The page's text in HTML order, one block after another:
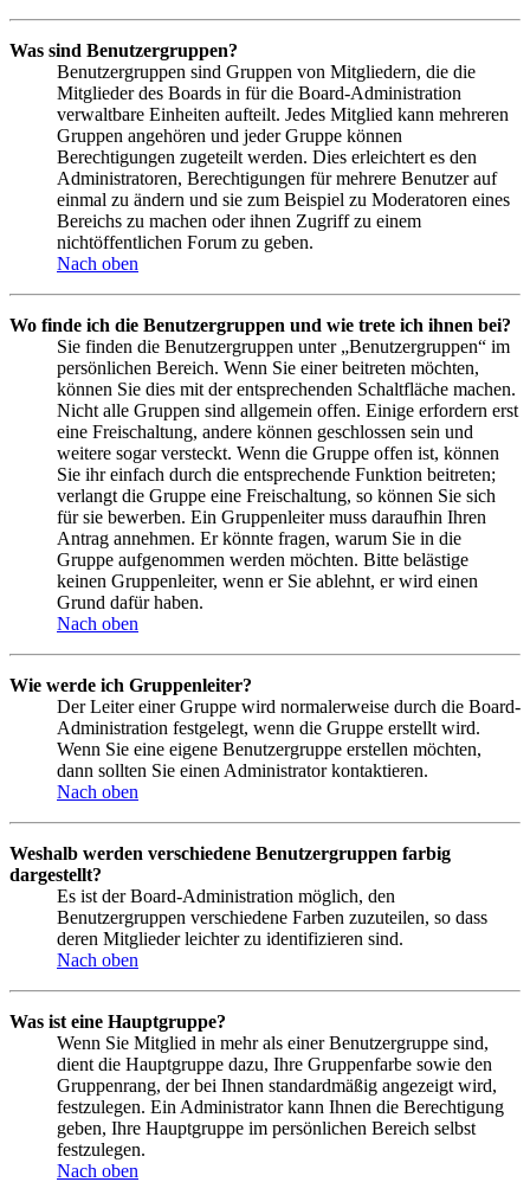
Was sind Benutzergruppen?
Benutzergruppen sind Gruppen von Mitgliedern, die die
Mitglieder des Boards in für die Board-Administration
verwaltbare Einheiten aufteilt. Jedes Mitglied kann mehreren
Gruppen angehören und jeder Gruppe können
Berechtigungen zugeteilt werden. Dies erleichtert es den
Administratoren, Berechtigungen für mehrere Benutzer auf
einmal zu ändern und sie zum Beispiel zu Moderatoren eines
Bereichs zu machen oder ihnen Zugriff zu einem
nichtöffentlichen Forum zu geben.
Nach oben
Wo finde ich die Benutzergruppen und wie trete ich ihnen bei?
Sie finden die Benutzergruppen unter „Benutzergruppen“ im
persönlichen Bereich. Wenn Sie einer beitreten möchten,
können Sie dies mit der entsprechenden Schaltfläche machen.
Nicht alle Gruppen sind allgemein offen. Einige erfordern erst
eine Freischaltung, andere können geschlossen sein und
weitere sogar versteckt. Wenn die Gruppe offen ist, können
Sie ihr einfach durch die entsprechende Funktion beitreten;
verlangt die Gruppe eine Freischaltung, so können Sie sich
für sie bewerben. Ein Gruppenleiter muss daraufhin Ihren
Antrag annehmen. Er könnte fragen, warum Sie in die
Gruppe aufgenommen werden möchten. Bitte belästige
keinen Gruppenleiter, wenn er Sie ablehnt, er wird einen
Grund dafür haben.
Nach oben
Wie werde ich Gruppenleiter?
Der Leiter einer Gruppe wird normalerweise durch die Board-
Administration festgelegt, wenn die Gruppe erstellt wird.
Wenn Sie eine eigene Benutzergruppe erstellen möchten,
dann sollten Sie einen Administrator kontaktieren.
Nach oben
Weshalb werden verschiedene Benutzergruppen farbig
dargestellt?
Es ist der Board-Administration möglich, den
Benutzergruppen verschiedene Farben zuzuteilen, so dass
deren Mitglieder leichter zu identifizieren sind.
Nach oben
Was ist eine Hauptgruppe?
Wenn Sie Mitglied in mehr als einer Benutzergruppe sind,
dient die Hauptgruppe dazu, Ihre Gruppenfarbe sowie den
Gruppenrang, der bei Ihnen standardmäßig angezeigt wird,
festzulegen. Ein Administrator kann Ihnen die Berechtigung
geben, Ihre Hauptgruppe im persönlichen Bereich selbst
festzulegen.
Nach oben